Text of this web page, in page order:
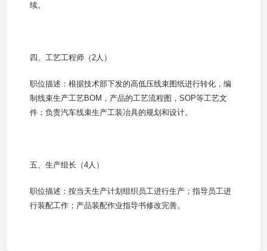
续。
四、工艺工程师（2人）
职位描述：根据技术部下发的高低压线束图纸进行转化，编
制线束生产工艺BOM，产品的工艺流程图，SOP等工艺文
件；负责汽车线束生产工装冶具的规划和设计。
五、生产组长（4人）
职位描述：按当天生产计划组织员工进行生产；指导员工进
行装配工作；产品装配作业指导书修改完善。